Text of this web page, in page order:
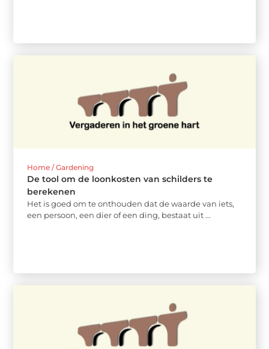
Home / Gardening
De tool om de loonkosten van schilders te
berekenen
Het is goed om te onthouden dat de waarde van iets,
een persoon, een dier of een ding, bestaat uit ...